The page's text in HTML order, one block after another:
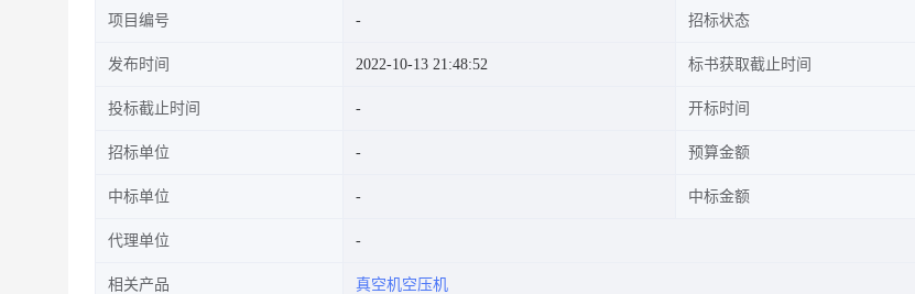
项目编号 招标状态
发布时间 2022-10-13 21:48:52 标书获取截止时间
投标截止时间 开标时间
招标单位 预算金额
中标单位 中标金额
代理单位
相关产品 真空机空压机